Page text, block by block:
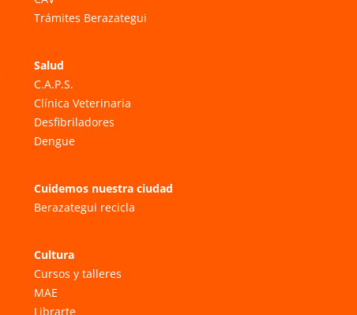
Trámites Berazategui
Salud
C.A.P.S.
Clínica Veterinaria
Desfibriladores
Dengue
Cuidemos nuestra ciudad
Berazategui recicla
Cultura
Cursos y talleres
MAE
Librarte